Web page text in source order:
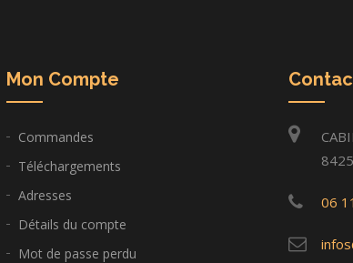
Mon Compte
Commandes
Téléchargements
Adresses
Détails du compte
Mot de passe perdu
06